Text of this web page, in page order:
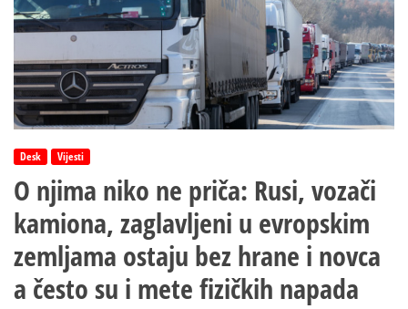
njemačkom
engleskom,
onda
olakšanje
Desk Vijesti
O njima niko ne priča: Rusi, vozači
kamiona, zaglavljeni u evropskim
zemljama ostaju bez hrane i novca
a često su i mete fizičkih napada